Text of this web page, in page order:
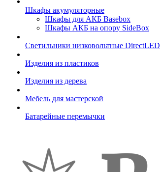
Шкафы акумуляторные
Шкафы для АКБ Basebox
Шкафы АКБ на опору SideBox
Светильники низковольтные DirectLED
Изделия из пластиков
Изделия из дерева
Мебель для мастерской
Батарейные перемычки